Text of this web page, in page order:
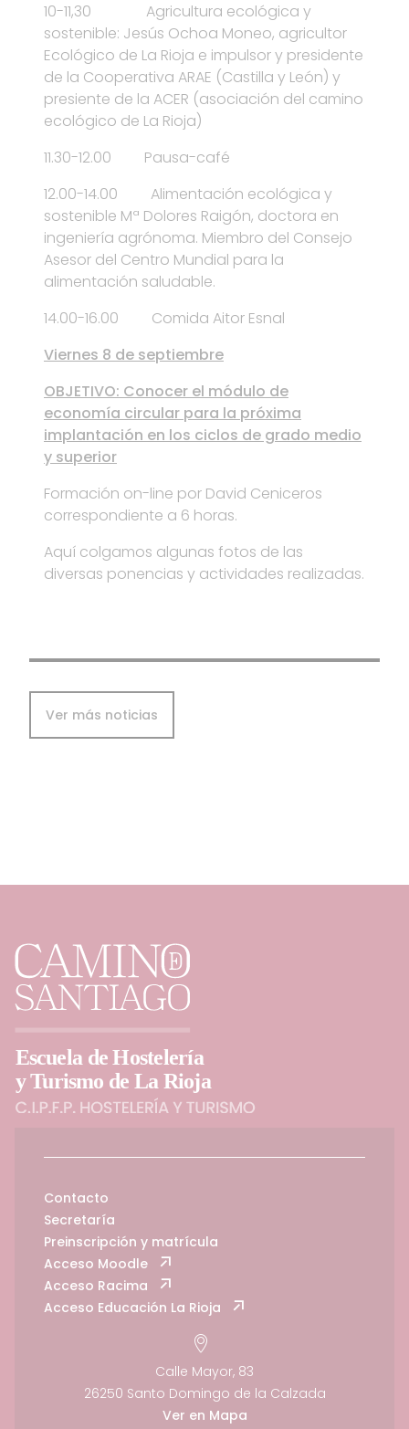
10-11,30 Agricultura ecológica y
sostenible: Jesús Ochoa Moneo, agricultor
Ecológico de La Rioja e impulsor y presidente
de la Cooperativa ARAE (Castilla y León) y
presiente de la ACER (asociación del camino
ecológico de La Rioja)
11.30-12.00 Pausa-café
12.00-14.00 Alimentación ecológica y
sostenible Mª Dolores Raigón, doctora en
ingeniería agrónoma. Miembro del Consejo
Asesor del Centro Mundial para la
alimentación saludable.
14.00-16.00 Comida Aitor Esnal
Viernes 8 de septiembre
OBJETIVO: Conocer el módulo de
economía circular para la próxima
implantación en los ciclos de grado medio
y superior
Formación on-line por David Ceniceros
correspondiente a 6 horas.
Aquí colgamos algunas fotos de las
diversas ponencias y actividades realizadas.
Ver más noticias
Contacto
Secretaría
Preinscripción y matrícula
Acceso Moodle
Acceso Racima
Acceso Educación La Rioja
Calle Mayor, 83
26250 Santo Domingo de la Calzada
Ver en Mapa